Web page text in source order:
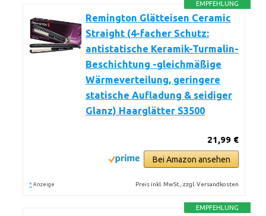
EMPFEHLUNG
Remington Glätteisen Ceramic
Straight (4-facher Schutz:
antistatische Keramik-Turmalin-
Beschichtung -gleichmäßige
Wärmeverteilung, geringere
statische Aufladung & seidiger
Glanz) Haarglätter S3500
21,99 €
Bei Amazon ansehen
* Anzeige Preis inkl. MwSt., zzgl. Versandkosten
EMPFEHLUNG